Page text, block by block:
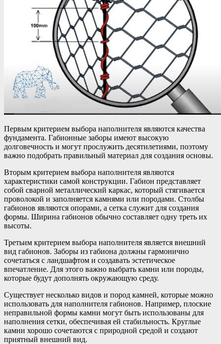
Первым критерием выбора наполнителя являются качества
фундамента. Габионные заборы имеют высокую
долговечность и могут прослужить десятилетиями, поэтому
важно подобрать правильный материал для создания основы.
Вторым критерием выбора наполнителя являются
характеристики самой конструкции. Габион представляет
собой сварной металлический каркас, который стягивается
проволокой и заполняется камнями или породами. Столбы
габионов являются опорами, а сетка служит для создания
формы. Ширина габионов обычно составляет одну треть их
высоты.
Третьим критерием выбора наполнителя является внешний
вид габионов. Заборы из габиона должны гармонично
сочетаться с ландшафтом и создавать эстетическое
впечатление. Для этого важно выбрать камни или породы,
которые будут дополнять окружающую среду.
Существует несколько видов и пород камней, которые можно
использовать для наполнителя габионов. Например, плоские
неправильной формы камни могут быть использованы для
наполнения сетки, обеспечивая ей стабильность. Круглые
камни хорошо сочетаются с природной средой и создают
приятный внешний вид.